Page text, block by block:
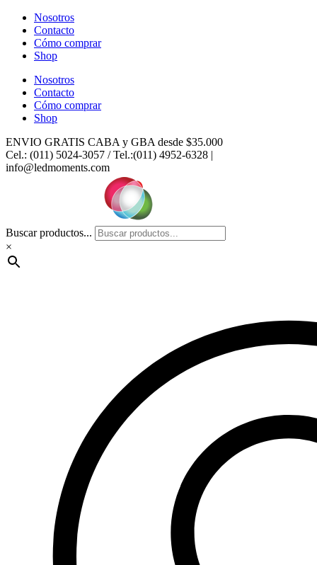
contenido
Nosotros
Contacto
Cómo comprar
Shop
Nosotros
Contacto
Cómo comprar
Shop
ENVIO GRATIS CABA y GBA desde $35.000
Cel.: (011) 5024-3057 / Tel.:(011) 4952-6328 |
info@ledmoments.com
Buscar productos...
×